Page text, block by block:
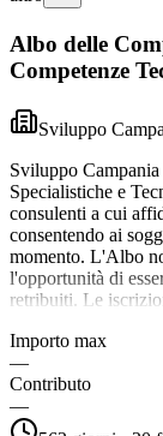
Albo delle
Competenze
Sviluppo
Sviluppo
Specialistiche e
consulenti a cui
consentendo ai
momento. L'Albo
l'opportunità di
retribuiti. Le
Importo max
—
Contributo
—